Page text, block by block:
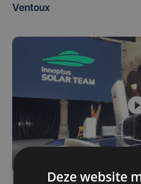
Ventoux
Deze website